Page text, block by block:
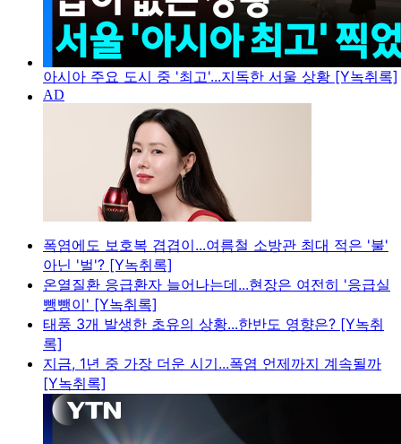
아시아 주요 도시 중 '최고'...지독한 서울 상황 [Y녹취록]
폭염에도 보호복 겹겹이...여름철 소방관 최대 적은 '불'
아닌 '벌'? [Y녹취록]
온열질환 응급환자 늘어나는데...현장은 여전히 '응급실
뺑뺑이' [Y녹취록]
태풍 3개 발생한 초유의 상황...한반도 영향은? [Y녹취
록]
지금, 1년 중 가장 더운 시기...폭염 언제까지 계속될까
[Y녹취록]